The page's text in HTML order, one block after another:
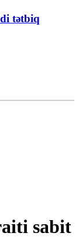
tətbiq
sabit